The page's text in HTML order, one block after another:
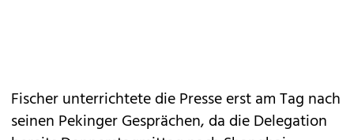
Fischer unterrichtete die Presse erst am Tag nach
seinen Pekinger Gesprächen, da die Delegation